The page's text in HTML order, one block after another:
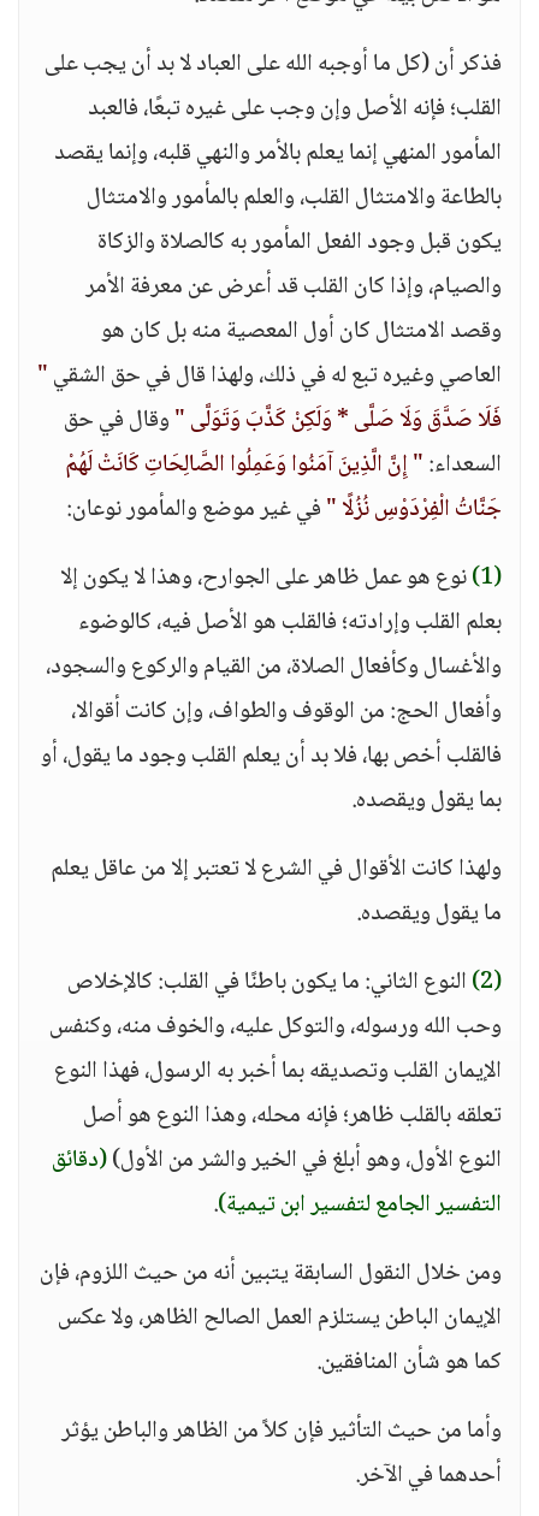
فذكر أن (كل ما أوجبه الله على العباد لا بد أن يجب على
القلب؛ فإنه الأصل وإن وجب على غيره تبعًا، فالعبد
المأمور المنهي إنما يعلم بالأمر والنهي قلبه، وإنما يقصد
بالطاعة والامتثال القلب، والعلم بالمأمور والامتثال
يكون قبل وجود الفعل المأمور به كالصلاة والزكاة
والصيام، وإذا كان القلب قد أعرض عن معرفة الأمر
وقصد الامتثال كان أول المعصية منه بل كان هو
العاصي وغيره تبع له في ذلك، ولهذا قال في حق الشقي"
فَلَا صَدَّقَ وَلَا صَلَّى * وَلَكِنْ كَذَّبَ وَتَوَلَّى "وقال في حق
السعداء:" إِنَّ الَّذِينَ آمَنُوا وَعَمِلُوا الصَّالِحَاتِ كَانَتْ لَهُمْ
جَنَّاتُ الْفِرْدَوْسِ نُزُلًا "في غير موضع والمأمور نوعان:
(1)
نوع هو عمل ظاهر على الجوارح، وهذا لا يكون إلا
بعلم القلب وإرادته؛ فالقلب هو الأصل فيه، كالوضوء
والأغسال وكأفعال الصلاة، من القيام والركوع والسجود،
وأفعال الحج: من الوقوف والطواف، وإن كانت أقوالا،
فالقلب أخص بها، فلا بد أن يعلم القلب وجود ما يقول، أو
بما يقول ويقصده.
ولهذا كانت الأقوال في الشرع لا تعتبر إلا من عاقل يعلم
ما يقول ويقصده.
(2)
النوع الثاني: ما يكون باطنًا في القلب: كالإخلاص
وحب الله ورسوله، والتوكل عليه، والخوف منه، وكنفس
الإيمان القلب وتصديقه بما أخبر به الرسول، فهذا النوع
تعلقه بالقلب ظاهر؛ فإنه محله، وهذا النوع هو أصل
النوع الأول، وهو أبلغ في الخير والشر من الأول)(دقائق
التفسير الجامع لتفسير ابن تيمية).
ومن خلال النقول السابقة يتبين أنه من حيث اللزوم، فإن
الإيمان الباطن يستلزم العمل الصالح الظاهر، ولا عكس
كما هو شأن المنافقين.
وأما من حيث التأثير فإن كلاً من الظاهر والباطن يؤثر
أحدهما في الآخر.